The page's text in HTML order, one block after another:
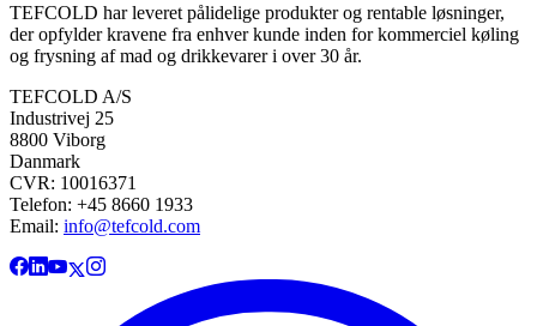
TEFCOLD har leveret pålidelige produkter og rentable løsninger,
der opfylder kravene fra enhver kunde inden for kommerciel køling
og frysning af mad og drikkevarer i over 30 år.
TEFCOLD A/S
Industrivej 25
8800 Viborg
Danmark
CVR: 10016371
Telefon: +45 8660 1933
Email: info@tefcold.com